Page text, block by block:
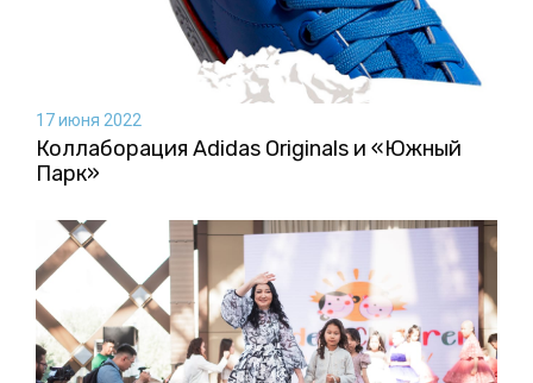
17 июня 2022
Коллаборация Аdidas Originals и «Южный
Парк»